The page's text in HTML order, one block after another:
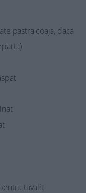
pastra coaja, daca
tavalit